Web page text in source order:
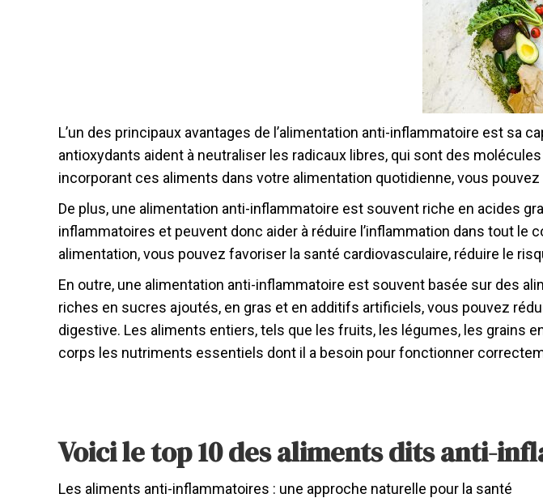
L’un des principaux avantages de l’alimentation anti-inflammatoire est sa
antioxydants aident à neutraliser les radicaux libres, qui sont des
incorporant ces aliments dans votre alimentation quotidienne, vous
De plus, une alimentation anti-inflammatoire est souvent riche en acides
inflammatoires et peuvent donc aider à réduire l’inflammation dans tout le
alimentation, vous pouvez favoriser la santé cardiovasculaire, réduire le
En outre, une alimentation anti-inflammatoire est souvent basée sur des
riches en sucres ajoutés, en gras et en additifs artificiels, vous pouvez
digestive. Les aliments entiers, tels que les fruits, les légumes, les grains
corps les nutriments essentiels dont il a besoin pour fonctionner
Voici le top 10 des aliments dits anti-
Les aliments anti-inflammatoires : une approche naturelle pour la santé